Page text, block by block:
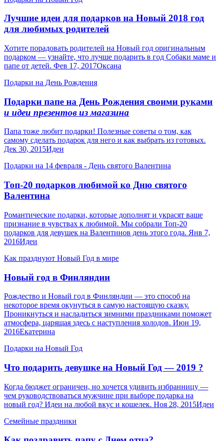
Лучшие идеи для подарков на Новый 2018 год
для любимых родителей
Хотите порадовать родителей на Новый год оригинальным
подарком — узнайте, что лучше подарить в год Собаки маме и
папе от детей. Фев 17, 2017Оксана
Подарки на День Рождения
Подарки папе на День Рождения своими руками
и идеи презентов из магазина
Папа тоже любит подарки! Полезные советы о том, как
самому сделать подарок для него и как выбрать из готовых.
Дек 30, 2015Идеи
Подарки на 14 февраля - День святого Валентина
Топ-20 подарков любимой ко Дню святого
Валентина
Романтические подарки, которые дополнят и украсят ваше
признание в чувствах к любимой. Мы собрали Топ-20
подарков для девушек на Валентинов день этого года. Янв 7,
2016Идеи
Как празднуют Новый Год в мире
Новый год в Финляндии
Рождество и Новый год в Финляндии — это способ на
некоторое время окунуться в самую настоящую сказку.
Проникнуться и насладиться зимними праздниками поможет
атмосфера, царящая здесь с наступления холодов. Июн 19,
2016Екатерина
Подарки на Новый Год
Что подарить девушке на Новый Год — 2019 ?
Когда бюджет ограничен, но хочется удивить избранницу —
чем руководствоваться мужчине при выборе подарка на
новый год? Идеи на любой вкус и кошелек. Ноя 28, 2015Идеи
Семейные праздники